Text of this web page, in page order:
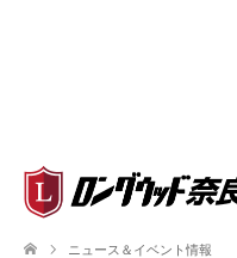
ニュース＆イベント情報